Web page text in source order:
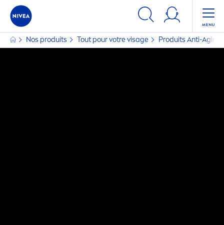
Nos produits Tout pour votre visage Produits Anti-